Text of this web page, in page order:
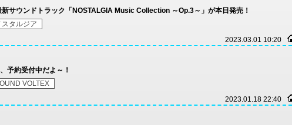
サウンドトラック「NOSTALGIA Music Collection ～Op.3～」が本日発売！
スタルジア
2023.03.01 10:20
予約受付中だよ～！
VOLTEX
2023.01.18 22:40